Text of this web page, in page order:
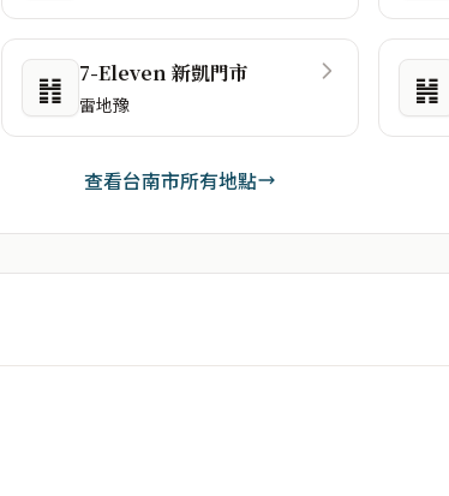
䷏ 7-Eleven 新凱門市
雷地豫 ䷽
查看台南市所有地點